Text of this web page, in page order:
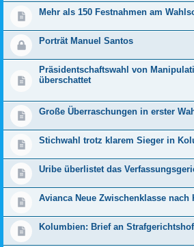
Mehr als 150 Festnahmen am
Porträt Manuel Santos
Präsidentschaftswahl von
überschattet
Große Überraschungen in erster
Stichwahl trotz klarem Sieger in
Uribe überlistet das
Avianca Neue Zwischenklasse nach
Kolumbien: Brief an Strafgerichtshof